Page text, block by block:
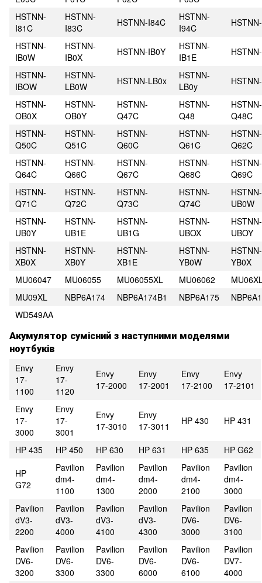
HSTNN-
I81C
HSTNN-
I83C
HSTNN-I84C
HSTNN-
I94C
HSTNN-
IB0W
HSTNN-
IB0X
HSTNN-IB0Y
HSTNN-
IB1E
HSTNN-
IBOW
HSTNN-
LB0W
HSTNN-LB0x
HSTNN-
LB0y
HSTNN-
OB0X
HSTNN-
OB0Y
HSTNN-
Q47C
HSTNN-
Q48
HSTNN-
Q48C
HSTNN-
Q50C
HSTNN-
Q51C
HSTNN-
Q60C
HSTNN-
Q61C
HSTNN-
Q62C
HSTNN-
Q64C
HSTNN-
Q66C
HSTNN-
Q67C
HSTNN-
Q68C
HSTNN-
Q69C
HSTNN-
Q71C
HSTNN-
Q72C
HSTNN-
Q73C
HSTNN-
Q74C
HSTNN-
UB0W
HSTNN-
UB0Y
HSTNN-
UB1E
HSTNN-
UB1G
HSTNN-
UBOX
HSTNN-
UBOY
HSTNN-
XB0X
HSTNN-
XB0Y
HSTNN-
XB1E
HSTNN-
YB0W
HSTNN-
YB0X
MU06047
MU06055 MU06055XL MU06062
MU09XL
NBP6A174 NBP6A174B1 NBP6A175
WD549AA
Акумулятор сумісний з наступними моделями
ноутбуків
Envy
17-
1100
Envy
17-
1120
Envy
17-2000
Envy
17-2001
Envy
17-2100
Envy
17-2101
Envy
17-
3000
Envy
17-
3001
Envy
17-3010
Envy
17-3011
HP 430 HP 431
HP 435 HP 450 HP 630 HP 631 HP 635
HP G62
HP
G72
Pavilion
dm4-
1100
Pavilion
dm4-
1300
Pavilion
dm4-
2000
Pavilion
dm4-
2100
Pavilion
dm4-
3000
Pavilion
dV3-
2200
Pavilion
dV3-
4000
Pavilion
dV3-
4100
Pavilion
dV3-
4300
Pavilion
DV6-
3000
Pavilion
DV6-
3100
Pavilion
DV6-
3200
Pavilion
DV6-
3300
Pavilion
DV6-
3300
Pavilion
DV6-
6000
Pavilion
DV6-
6100
Pavilion
DV7-
4000